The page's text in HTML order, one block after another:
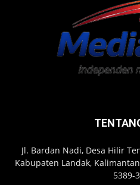
Jl. Bardan Nadi, Desa Hilir
Kabupaten Landak,
5389-